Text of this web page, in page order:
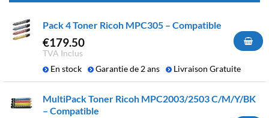
Pack 4 Toner Ricoh MPC305 – Compatible
€179.50
TVA Inclus
En stock
Garantie de 2 ans Livraison Gratuite
MultiPack Toner Ricoh MPC2003/2503 C/M/Y/BK
– Compatible